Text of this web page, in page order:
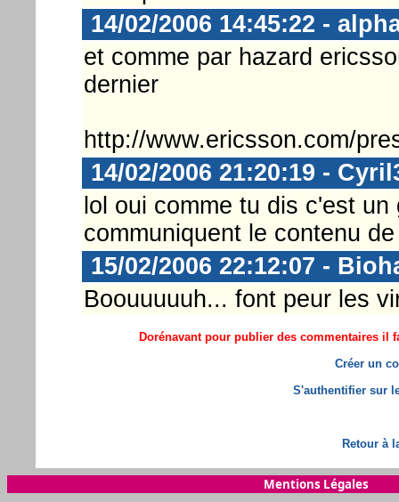
14/02/2006 14:45:22 -
et comme par hazard
dernier
http://www.ericsson.com/
14/02/2006 21:20:19 -
lol oui comme tu dis c'est
communiquent le contenu
15/02/2006 22:12:07 -
Boouuuuuh... font peur les
Dorénavant pour publier des commentaires il
Créer un
S'authentifier sur
Retour à
Mentions Légales